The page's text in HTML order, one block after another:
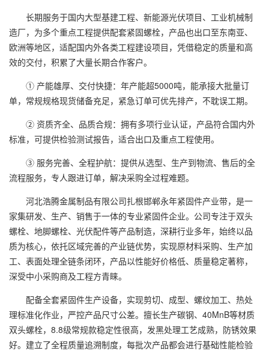
长期服务于国内大型基建工程、新能源光伏项目、工业机械制
造厂，为多个重点工程提供配套紧固螺栓，产品也出口至东南亚、
欧洲等地区，适配国内外各类工程建设项目，凭借稳定的质量和高
效的交付，积累了大量长期合作客户。
① 产能雄厚、交付快捷：年产能超5000吨，能承接大批量订
单，常规规格现货储备充足，紧急订单可优先排产，不耽误工期。
② 资质齐全、品质合规：拥有多项行业认证，产品符合国内外
标准，可提供检验测试报告，适合出口及重点工程使用。
③ 服务完善、全程护航：提供从选型、生产到物流、售后的全
流程服务，专人跟进订单，解决采购全过程难题。
河北浩腾金属制品有限公司扎根邯郸永年紧固件产业带，是一
家集研发、生产、销售于一体的专业紧固件企业。公司专注于双头
螺栓、地脚螺栓、光伏配件等产品制造，深耕行业多年，始终以品
质为核心，依托区域完善的产业链优势，实现原材料采购、生产加
工、表面处理全链条闭环，产品以性能好价格低、质量稳定著称，
深受中小采购商及工程方青睐。
配备全套紧固件生产设备，实现剪切、成型、螺纹加工、热处
理标准化作业，严控产品尺寸公差。擅长生产碳钢、40MnB等材质
双头螺栓，8.8级常规款稳定性很高，发黑处理工艺成熟，防锈效果
好。建立了全程质量追溯制度，每批次产品都会进行基础性能检验